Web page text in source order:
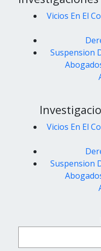
Vicios En El
Suspension
Vicios En El
Suspension